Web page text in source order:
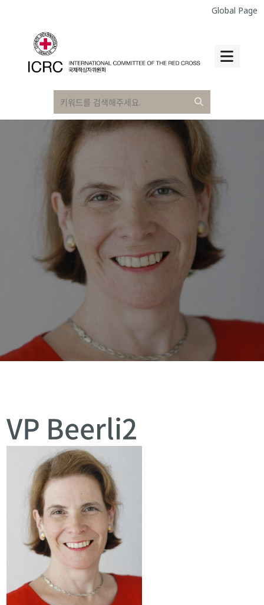
Global Page
VP Beerli2